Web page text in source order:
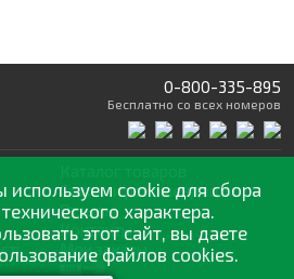
мякоть может быть
коричнево-красной,
темно-фиолетовой.
свеклы пригодны для
и использования в свежем виде.
салатов, гарниров,
и многих других блюд. Кроме
маринуют, сушат.
0-800-335-895
Бесплатно со всех номеров
Статьии рекомендации
Отзывы
Контакты
Мои заказы
cookie для сбора
характера.
этот сайт, вы даете
файлов cookies.